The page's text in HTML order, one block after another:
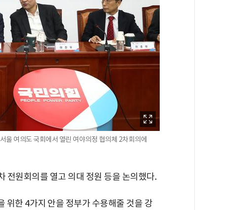
울 여의도 국회에서 열린 여야의정 협의체 2차회의에
전원회의를 열고 의대 정원 등을 논의했다.
위한 4가지 안을 정부가 수용해줄 것을 강